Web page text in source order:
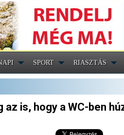
SPORT RIASZTÁS
is, hogy a WC-ben